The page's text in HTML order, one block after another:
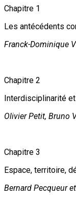
Chapitre 1
Les antécédents
Franck-Dominique
Chapitre 2
Interdisciplinarité
Olivier Petit, Bruno
Chapitre 3
Espace, territoire,
Bernard Pecqueur